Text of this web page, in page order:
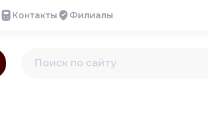
Контакты Филиалы